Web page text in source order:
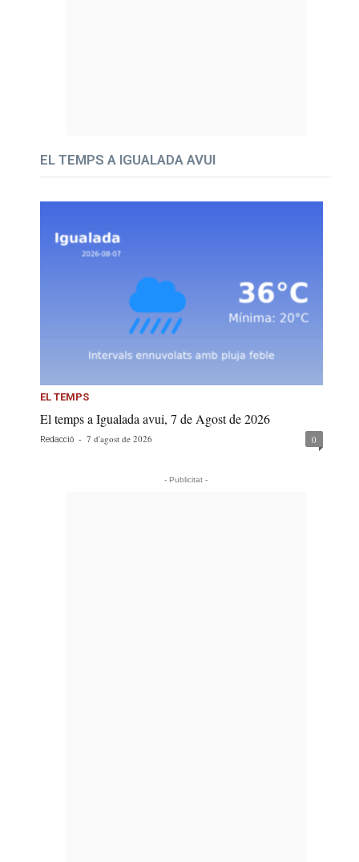
EL TEMPS A IGUALADA AVUI
EL TEMPS
El temps a Igualada avui, 7 de Agost de 2026
Redacció - 7 d'agost de 2026 0
- Publicitat -